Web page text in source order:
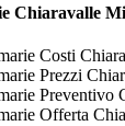
Chiaravalle
Costi
Prezzi
Preventivo
Offerta